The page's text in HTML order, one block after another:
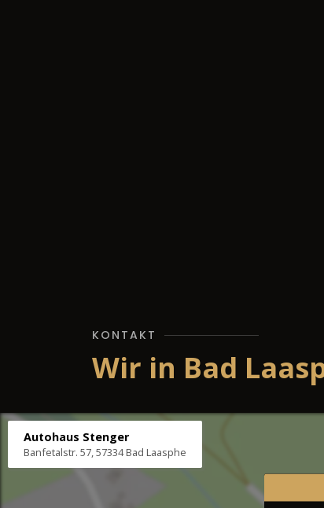
KONTAKT
Wir in Bad
Autohaus Stenger
Banfetalstr. 57, 57334 Bad Laasphe